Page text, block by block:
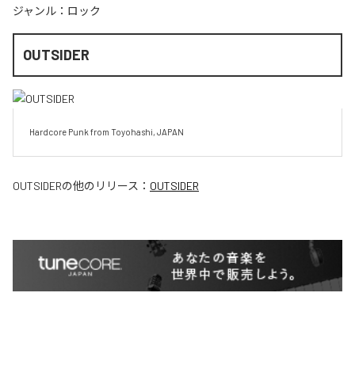
ジャンル： ロック
OUTSIDER
Hardcore Punk from Toyohashi, JAPAN
OUTSIDERの他のリリース： OUTSIDER